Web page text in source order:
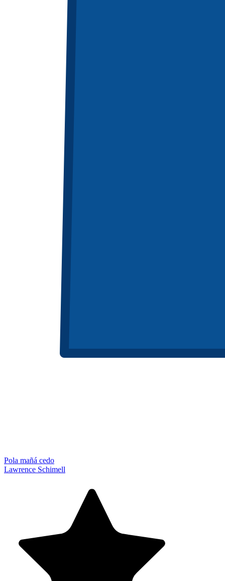
Pola mañá cedo
Lawrence Schimell